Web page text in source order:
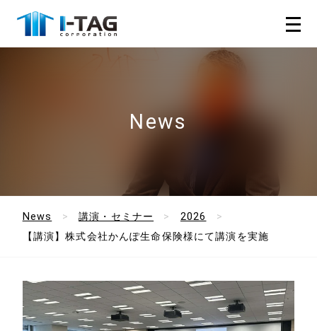
News
News 講演・セミナー
2026
【講演】株式会社かんぽ生命保険様にて講演を実施